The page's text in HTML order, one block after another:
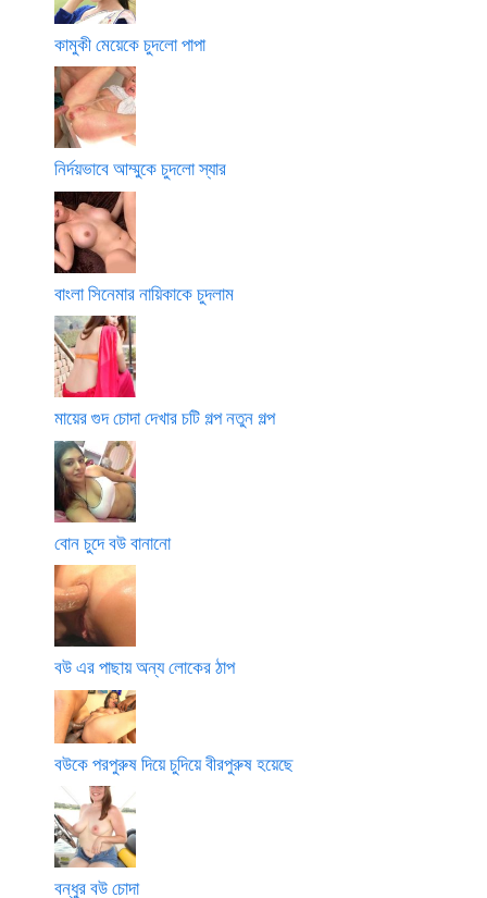
কামুকী মেয়েকে চুদলো পাপা
নির্দয়ভাবে আম্মুকে চুদলো স্যার
বাংলা সিনেমার নায়িকাকে চুদলাম
মায়ের গুদ চোদা দেখার চটি গল্প নতুন গল্প
বোন চুদে বউ বানানো
বউ এর পাছায় অন্য লোকের ঠাপ
বউকে পরপুরুষ দিয়ে চুদিয়ে বীরপুরুষ হয়েছে
বন্ধুর বউ চোদা